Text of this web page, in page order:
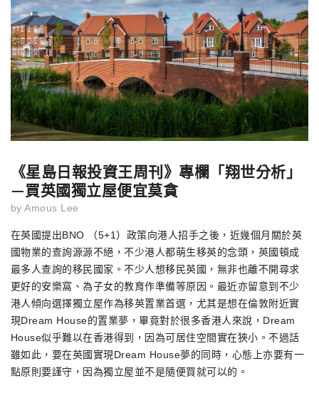
《星島日報投資王周刊》專欄「翔世分析」
—買英國獨立屋便宜莫貪
by Amous Lee
在英國提出BNO （5+1）政策向港人招手之後，近幾個月關於英
國物業的查詢源源不絕，不少港人都萌生移英的念頭，英國頓成
最多人查詢的移民國家。不少人想移民英國，無非也離不開尋求
更好的安樂窩、為子女的教育作準備等原因。最近亦留意到不少
港人傾向選擇獨立屋作為移英置業首選，尤其是想在倫敦附近實
現Dream House的置業夢，畢竟對於很多香港人來說，Dream
House似乎難以在香港得到，因為可居住空間實在狹小。不過話
雖如此，要在英國實現Dream House夢的同時，心態上亦要有一
點原則要謹守，因為獨立屋並不是隨便買就可以的。